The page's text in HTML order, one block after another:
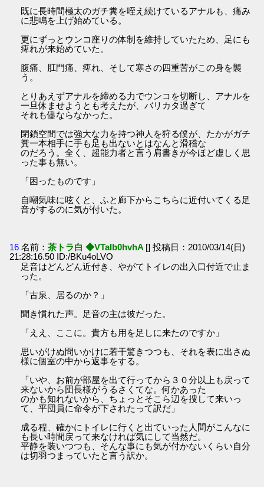
既に長時間極太のガチ糞を咥え続けているアナルも、痛み
に悲鳴を上げ始めている。
更にずっとウンコ座りの体制を維持していたため、足にも
痺れが来始めていた。
腹痛、肛門痛、痺れ、そして寒さの四重苦がこの身を襲
う。
とりあえずアナルを締める力でウンコを切断し、アナルを
一旦休ませようとも考えたが、バリカタ過ぎて
それも儘ならなかった。
閉鎖空間では強大な力を持つ神人を狩る僕が、たかがガチ
糞一本相手に手も足も出ないとはなんと滑稽な
のだろう。全く、超能力者と言う肩書きが今ほど虚しく思
った事も無い。
「困ったものです」
自嘲気味に呟くと、ふと廊下からこちらに近付いてくる足
音がするのに気が付いた。
16 名前：茶トラ白 ◆VTaIb0hvhA [] 投稿日：2010/03/14(日)
21:28:16.50 ID:/BKu4oLVO
足音はどんどん近付き、やがてトイレの出入口付近で止ま
った。
「古泉、居るのか？」
聞き慣れた声。足音の主は彼だった。
「ええ、ここに。貴方も用を足しに来たのですか」
思いがけぬ問いかけに若干驚きつつも、それを表に出さぬ
様に個室の中から返事をする。
「いや、お前が部屋を出て行ってから３０分以上も戻って
来ないから団長様がうるさくてな。何かあった
のかも知れないから、ちょっとそこら辺を捜して来いっ
て、平団員に命令が下されたって訳だ」
成る程、確かにトイレに行くと出ていった人間がこんなに
も長い時間戻って来なければ気にして当然だ。
平静を装いつつも、そんな事にも気が付かないくらい自分
は切羽つまっていたと言う訳か。